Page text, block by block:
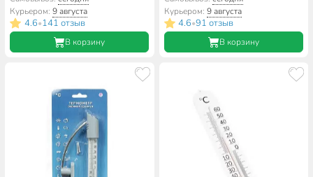
Курьером:9 августа
4.6•141 отзыв
В корзину
Курьером: 9 августа
4.6•91 отзыв
В корзину